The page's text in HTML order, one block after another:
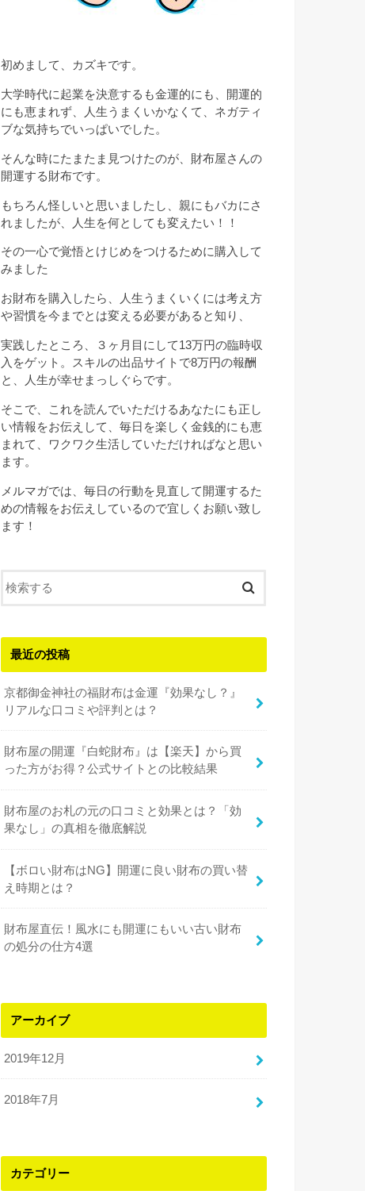
初めまして、カズキです。
大学時代に起業を決意するも金運的にも、開運的
にも恵まれず、人生うまくいかなくて、ネガティ
ブな気持ちでいっぱいでした。
そんな時にたまたま見つけたのが、財布屋さんの
開運する財布です。
もちろん怪しいと思いましたし、親にもバカにさ
れましたが、人生を何としても変えたい！！
その一心で覚悟とけじめをつけるために購入して
みました
お財布を購入したら、人生うまくいくには考え方
や習慣を今までとは変える必要があると知り、
実践したところ、３ヶ月目にして13万円の臨時収
入をゲット。スキルの出品サイトで8万円の報酬
と、人生が幸せまっしぐらです。
そこで、これを読んでいただけるあなたにも正し
い情報をお伝えして、毎日を楽しく金銭的にも恵
まれて、ワクワク生活していただければなと思い
ます。
メルマガでは、毎日の行動を見直して開運するた
めの情報をお伝えしているので宜しくお願い致し
ます！
最近の投稿
京都御金神社の福財布は金運『効果なし？』
リアルな口コミや評判とは？
財布屋の開運『白蛇財布』は【楽天】から買
った方がお得？公式サイトとの比較結果
財布屋のお札の元の口コミと効果とは？「効
果なし」の真相を徹底解説
【ボロい財布はNG】開運に良い財布の買い替
え時期とは？
財布屋直伝！風水にも開運にもいい古い財布
の処分の仕方4選
アーカイブ
2019年12月
2018年7月
カテゴリー